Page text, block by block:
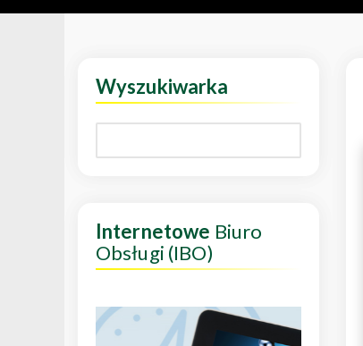
Wyszukiwarka
Internetowe Biuro
Obsługi (IBO)